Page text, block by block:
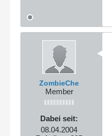
ZombieChe
Member
Dabei seit:
08.04.2004